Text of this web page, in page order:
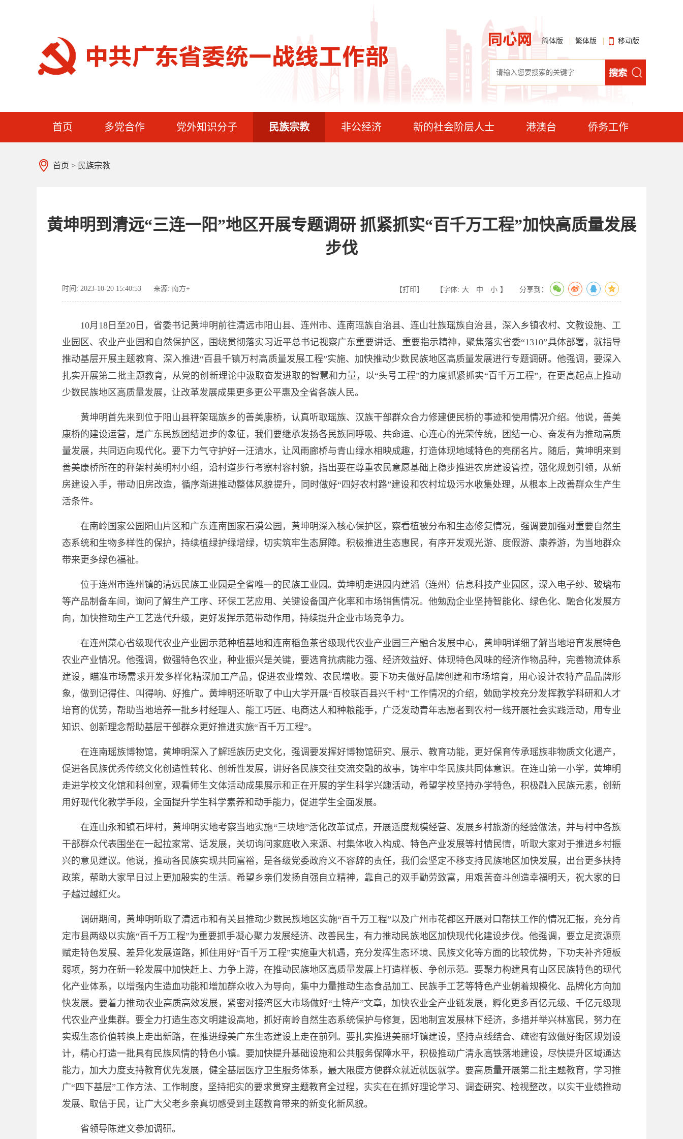
简体版 繁体版 移动版
首页 多党合作 党外知识分子 民族宗教 非公经济 新的社会阶层人士 港澳台 侨务工作
首页 > 民族宗教
黄坤明到清远“三连一阳”地区开展专题调研 抓紧抓实“百千万工程”加快高质量发展
步伐
时间: 2023-10-20 15:40:53 来源: 南方+ 【打印】 【字体: 大 中 小 】 分享到：
10月18日至20日，省委书记黄坤明前往清远市阳山县、连州市、连南瑶族自治县、连山壮族瑶族自治县，深入乡镇农村、文教设施、工
业园区、农业产业园和自然保护区，围绕贯彻落实习近平总书记视察广东重要讲话、重要指示精神，聚焦落实省委“1310”具体部署，就指导
推动基层开展主题教育、深入推进“百县千镇万村高质量发展工程”实施、加快推动少数民族地区高质量发展进行专题调研。他强调，要深入
扎实开展第二批主题教育，从党的创新理论中汲取奋发进取的智慧和力量，以“头号工程”的力度抓紧抓实“百千万工程”，在更高起点上推动
少数民族地区高质量发展，让改革发展成果更多更公平惠及全省各族人民。
黄坤明首先来到位于阳山县秤架瑶族乡的善美康桥，认真听取瑶族、汉族干部群众合力修建便民桥的事迹和使用情况介绍。他说，善美
康桥的建设运营，是广东民族团结进步的象征，我们要继承发扬各民族同呼吸、共命运、心连心的光荣传统，团结一心、奋发有为推动高质
量发展，共同迈向现代化。要下力气守护好一汪清水，让风雨廊桥与青山绿水相映成趣，打造体现地域特色的亮丽名片。随后，黄坤明来到
善美康桥所在的秤架村英明村小组，沿村道步行考察村容村貌，指出要在尊重农民意愿基础上稳步推进农房建设管控，强化规划引领，从新
房建设入手，带动旧房改造，循序渐进推动整体风貌提升，同时做好“四好农村路”建设和农村垃圾污水收集处理，从根本上改善群众生产生
活条件。
在南岭国家公园阳山片区和广东连南国家石漠公园，黄坤明深入核心保护区，察看植被分布和生态修复情况，强调要加强对重要自然生
态系统和生物多样性的保护，持续植绿护绿增绿，切实筑牢生态屏障。积极推进生态惠民，有序开发观光游、度假游、康养游，为当地群众
带来更多绿色福祉。
位于连州市连州镇的清远民族工业园是全省唯一的民族工业园。黄坤明走进园内建滔（连州）信息科技产业园区，深入电子纱、玻璃布
等产品制备车间，询问了解生产工序、环保工艺应用、关键设备国产化率和市场销售情况。他勉励企业坚持智能化、绿色化、融合化发展方
向，加快推动生产工艺迭代升级，更好发挥示范带动作用，持续提升企业市场竞争力。
在连州菜心省级现代农业产业园示范种植基地和连南稻鱼茶省级现代农业产业园三产融合发展中心，黄坤明详细了解当地培育发展特色
农业产业情况。他强调，做强特色农业，种业振兴是关键，要选育抗病能力强、经济效益好、体现特色风味的经济作物品种，完善物流体系
建设，瞄准市场需求开发多样化精深加工产品，促进农业增效、农民增收。要下功夫做好品牌创建和市场培育，用心设计农特产品品牌形
象，做到记得住、叫得响、好推广。黄坤明还听取了中山大学开展“百校联百县兴千村”工作情况的介绍，勉励学校充分发挥教学科研和人才
培育的优势，帮助当地培养一批乡村经理人、能工巧匠、电商达人和种粮能手，广泛发动青年志愿者到农村一线开展社会实践活动，用专业
知识、创新理念帮助基层干部群众更好推进实施“百千万工程”。
在连南瑶族博物馆，黄坤明深入了解瑶族历史文化，强调要发挥好博物馆研究、展示、教育功能，更好保育传承瑶族非物质文化遗产，
促进各民族优秀传统文化创造性转化、创新性发展，讲好各民族交往交流交融的故事，铸牢中华民族共同体意识。在连山第一小学，黄坤明
走进学校文化馆和科创室，观看师生文体活动成果展示和正在开展的学生科学兴趣活动，希望学校坚持办学特色，积极融入民族元素，创新
用好现代化教学手段，全面提升学生科学素养和动手能力，促进学生全面发展。
在连山永和镇石坪村，黄坤明实地考察当地实施“三块地”活化改革试点，开展适度规模经营、发展乡村旅游的经验做法，并与村中各族
干部群众代表围坐在一起拉家常、话发展，关切询问家庭收入来源、村集体收入构成、特色产业发展等村情民情，听取大家对于推进乡村振
兴的意见建议。他说，推动各民族实现共同富裕，是各级党委政府义不容辞的责任，我们会坚定不移支持民族地区加快发展，出台更多扶持
政策，帮助大家早日过上更加殷实的生活。希望乡亲们发扬自强自立精神，靠自己的双手勤劳致富，用艰苦奋斗创造幸福明天，祝大家的日
子越过越红火。
调研期间，黄坤明听取了清远市和有关县推动少数民族地区实施“百千万工程”以及广州市花都区开展对口帮扶工作的情况汇报，充分肯
定市县两级以实施“百千万工程”为重要抓手凝心聚力发展经济、改善民生，有力推动民族地区加快现代化建设步伐。他强调，要立足资源禀
赋走特色发展、差异化发展道路，抓住用好“百千万工程”实施重大机遇，充分发挥生态环境、民族文化等方面的比较优势，下功夫补齐短板
弱项，努力在新一轮发展中加快赶上、力争上游，在推动民族地区高质量发展上打造样板、争创示范。要聚力构建具有山区民族特色的现代
化产业体系，以增强内生造血功能和增加群众收入为导向，集中力量推动生态食品加工、民族手工艺等特色产业朝着规模化、品牌化方向加
快发展。要着力推动农业高质高效发展，紧密对接湾区大市场做好“土特产”文章，加快农业全产业链发展，孵化更多百亿元级、千亿元级现
代农业产业集群。要全力打造生态文明建设高地，抓好南岭自然生态系统保护与修复，因地制宜发展林下经济，多措并举兴林富民，努力在
实现生态价值转换上走出新路，在推进绿美广东生态建设上走在前列。要扎实推进美丽圩镇建设，坚持点线结合、疏密有致做好街区规划设
计，精心打造一批具有民族风情的特色小镇。要加快提升基础设施和公共服务保障水平，积极推动广清永高铁落地建设，尽快提升区域通达
能力，加大力度支持教育优先发展，健全基层医疗卫生服务体系，最大限度方便群众就近就医就学。要高质量开展第二批主题教育，学习推
广“四下基层”工作方法、工作制度，坚持把实的要求贯穿主题教育全过程，实实在在抓好理论学习、调查研究、检视整改，以实干业绩推动
发展、取信于民，让广大父老乡亲真切感受到主题教育带来的新变化新风貌。
省领导陈建文参加调研。